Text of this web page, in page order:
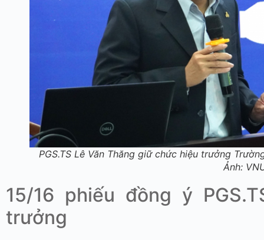
PGS.TS Lê Văn Thăng giữ chức hiệu trưởng
Ảnh:
15/16 phiếu đồng ý
trưởng